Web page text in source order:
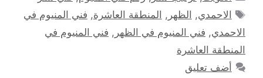
الوسوم
الاحمدي, الظهر , المنطقة العاشرة, فني المنيوم في
الاحمدي, فني المنيوم في الظهر , فني المنيوم في
المنطقة العاشرة
أضف تعليق